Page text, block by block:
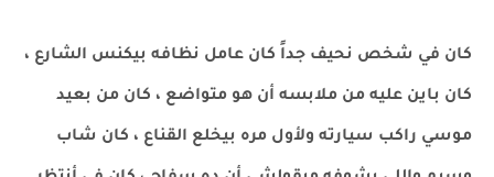
كان في شخص نحيف جداً كان عامل نظافه بيكنس الشارع ،
كان باين عليه من ملابسه أن هو متواضع ، كان من بعيد
موسي راكب سيارته ولأول مره بيخلع القناع ، كان شاب